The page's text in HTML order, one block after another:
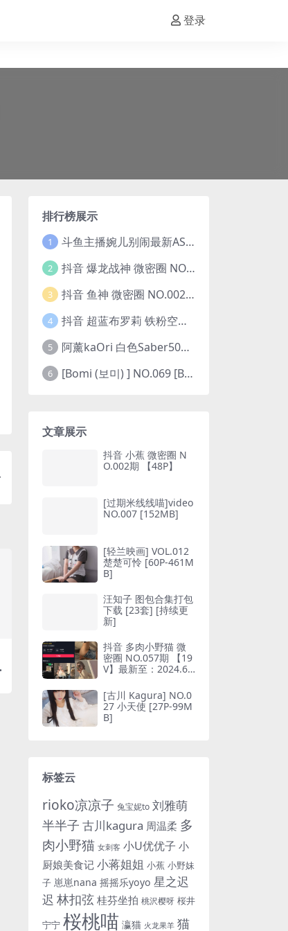
登录
排行榜展示
1 斗鱼主播婉儿别闹最新ASMR钻石办卡火箭开箱视频+音频合集-47个资源打包下载 [39V-10.1GB]
2 抖音 爆龙战神 微密圈 NO.006期 【5P13V】最新至：2023.6.7(暴龙神和战龙皇)
3 抖音 鱼神 微密圈 NO.002期 【44P】(抖音鱼神微密猫)
4 抖音 超蓝布罗莉 铁粉空间 NO.002期 【45P5V】(抖音超蓝布罗利是真的吗)
5 阿薰kaOri 白色Saber50图(阿熏的歌)
6 [Bomi (보미) ] NO.069 [Bimilstory] Vol.19 See-through lingerie
文章展示
抖音 小蕉 微密圈 N
O.002期 【48P】
[过期米线线喵]video
NO.007 [152MB]
[轻兰映画] VOL.012
楚楚可怜 [60P-461M
B]
汪知子 图包合集打包
下载 [23套] [持续更
新]
抖音 多肉小野猫 微
密圈 NO.057期 【19
V】最新至：2024.6.
推特叫什么)
[古川 Kagura] NO.0
27 小天使 [27P-99M
B]
标签云
rioko凉凉子 兔宝妮to 刘雅萌
半半子 古川kagura 周温柔 多
肉小野猫 女刺客 小U优优子 小
厨娘美食记 小蒋姐姐 小蕉 小野妹
子 崽崽nana 摇摇乐yoyo 星之迟
迟 林扣弦 桂芬坐拍 桃沢樱呀 桜井
宁宁 桜桃喵 瀛猫 火龙果羊 猫